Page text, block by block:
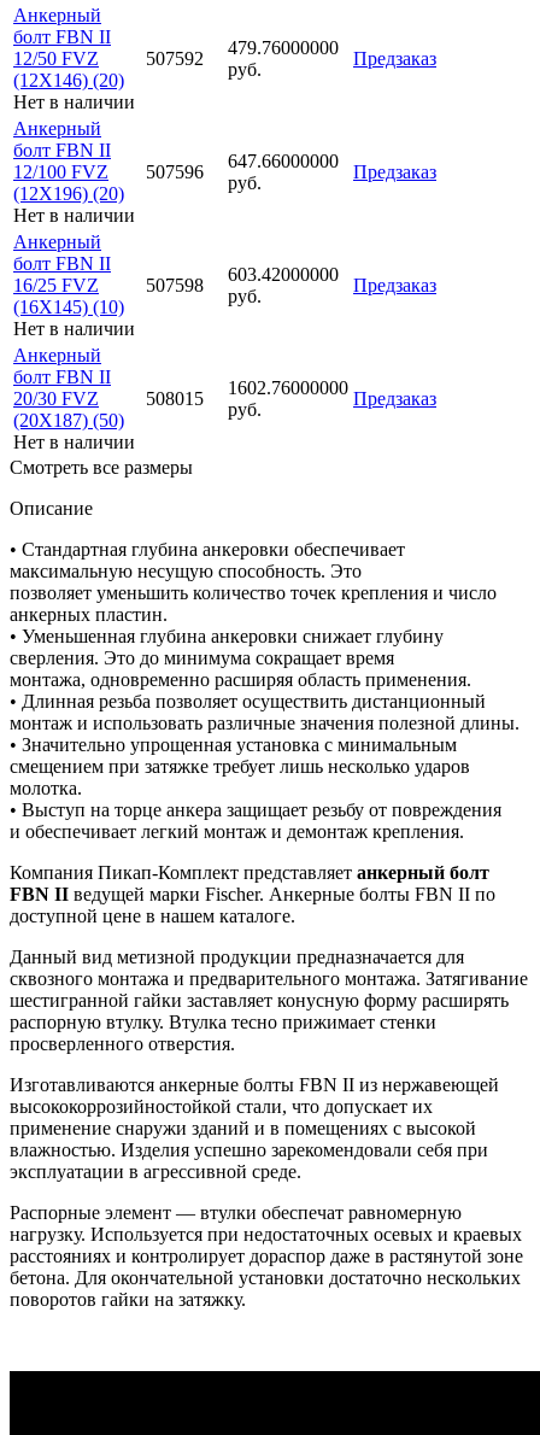
Анкерный
болт FBN II
12/50 FVZ
(12X146) (20)
Нет в наличии
507592
479.76000000
руб.
Предзаказ
Анкерный
болт FBN II
12/100 FVZ
(12X196) (20)
Нет в наличии
507596
647.66000000
руб.
Предзаказ
Анкерный
болт FBN II
16/25 FVZ
(16X145) (10)
Нет в наличии
507598
603.42000000
руб.
Предзаказ
Анкерный
болт FBN II
20/30 FVZ
(20X187) (50)
Нет в наличии
508015
1602.76000000
руб.
Предзаказ
Смотреть все размеры
Описание
• Стандартная глубина анкеровки обеспечивает
максимальную несущую способность. Это
позволяет уменьшить количество точек крепления и число
анкерных пластин.
• Уменьшенная глубина анкеровки снижает глубину
сверления. Это до минимума сокращает время
монтажа, одновременно расширяя область применения.
• Длинная резьба позволяет осуществить дистанционный
монтаж и использовать различные значения полезной длины.
• Значительно упрощенная установка с минимальным
смещением при затяжке требует лишь несколько ударов
молотка.
• Выступ на торце анкера защищает резьбу от повреждения
и обеспечивает легкий монтаж и демонтаж крепления.
Компания Пикап-Комплект представляет анкерный болт
FBN II ведущей марки Fischer. Анкерные болты FBN II по
доступной цене в нашем каталоге.
Данный вид метизной продукции предназначается для
сквозного монтажа и предварительного монтажа. Затягивание
шестигранной гайки заставляет конусную форму расширять
распорную втулку. Втулка тесно прижимает стенки
просверленного отверстия.
Изготавливаются анкерные болты FBN II из нержавеющей
высококоррозийностойкой стали, что допускает их
применение снаружи зданий и в помещениях с высокой
влажностью. Изделия успешно зарекомендовали себя при
эксплуатации в агрессивной среде.
Распорные элемент — втулки обеспечат равномерную
нагрузку. Используется при недостаточных осевых и краевых
расстояниях и контролирует дораспор даже в растянутой зоне
бетона. Для окончательной установки достаточно нескольких
поворотов гайки на затяжку.